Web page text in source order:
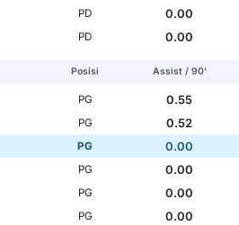
PD
0.00
PD 0.00
Posisi Assist / 90'
PG
0.55
PG
0.52
PG
0.00
PG
0.00
PG
0.00
PG
0.00